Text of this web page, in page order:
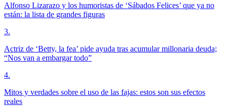
Alfonso Lizarazo y los humoristas de ‘Sábados Felices’ que ya no
están: la lista de grandes figuras
3.
Actriz de ‘Betty, la fea’ pide ayuda tras acumular millonaria deuda;
“Nos van a embargar todo”
4.
Mitos y verdades sobre el uso de las fajas: estos son sus efectos
reales